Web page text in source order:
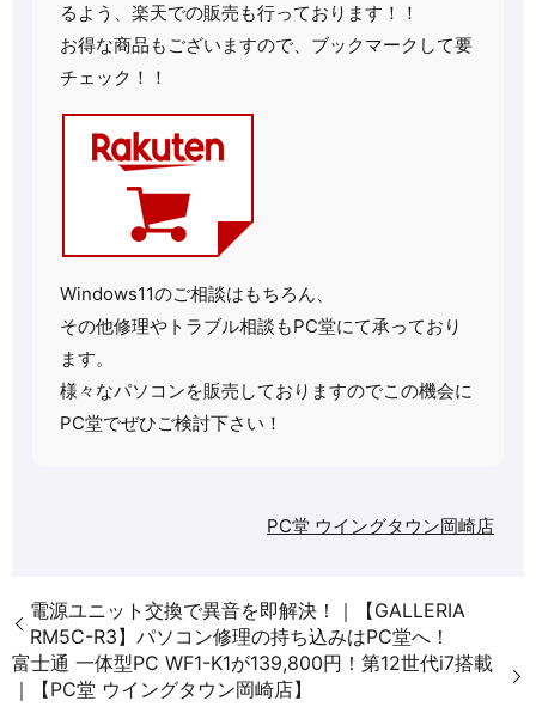
るよう、楽天での販売も行っております！！
お得な商品もございますので、ブックマークして要
チェック！！
Windows11のご相談はもちろん、
その他修理やトラブル相談もPC堂にて承っており
ます。
様々なパソコンを販売しておりますのでこの機会に
PC堂でぜひご検討下さい！
PC堂 ウイングタウン岡崎店
電源ユニット交換で異音を即解決！｜【GALLERIA
RM5C-R3】パソコン修理の持ち込みはPC堂へ！
富士通 一体型PC WF1-K1が139,800円！第12世代i7搭載
｜【PC堂 ウイングタウン岡崎店】